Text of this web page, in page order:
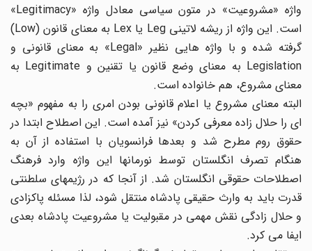
واژه «مشروعیت» در متون سیاسی معادل واژه «Legitimacy»
است. این واژه از ریشه لاتینی Leg یا Lex به معنای قانون (Low)
گرفته شده و با واژه هایی نظیر «Legal» به معنای قانونی و
Legislation به معنای وضع قانون یا تقنین و Legitimate به
معنای مشروع، هم خانواده است.
البته معنای مشروع یا اعلام قانونی بودن امری را به مفهوم «بچه
ای را حلال زاده معرفی کردن» نیز آمده است. این اصطلاح ابتدا در
حقوق روم مطرح شد و بعدها فرانسویان با استفاده از آن به
هنگام تصرف انگلستان توسط نورمانها این واژه وارد فرهنگ
اصطلاحات حقوقی انگلستان شد. از آنجا که در رژیمهای سلطنتی
قدرت باید به وارث حقیقی پادشاه منتقل شود، لذا مسئله پاکزادی
و حلال زادگی نقش مهمی در مقبولیت یا مشروعیت پادشاه بعدی
ایفا می کرد.